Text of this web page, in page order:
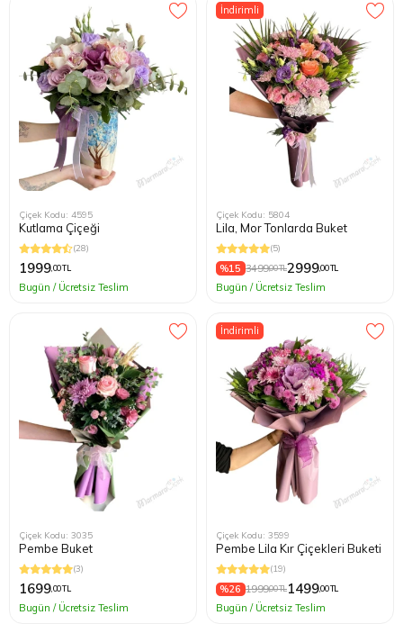
Çiçek Kodu: 4595
Kutlama Çiçeği
(28)
1999,00 TL
Bugün / Ücretsiz Teslim
İndirimli
Çiçek Kodu: 5804
Lila, Mor Tonlarda Buket
(5)
%15 3499,00 TL2999,00 TL
Bugün / Ücretsiz Teslim
Çiçek Kodu: 3035
Pembe Buket
(3)
1699,00 TL
Bugün / Ücretsiz Teslim
İndirimli
Çiçek Kodu: 3599
Pembe Lila Kır Çiçekleri Buketi
(19)
%26 1999,00 TL1499,00 TL
Bugün / Ücretsiz Teslim
Şişli